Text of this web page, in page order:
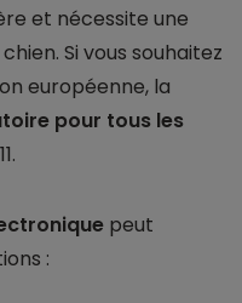
et nécessite une
Si vous souhaitez
européenne, la
pour tous les
peut
: